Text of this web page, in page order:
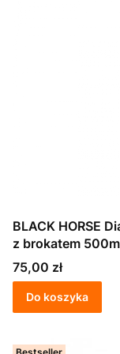
BLACK HORSE
z brokatem
Cena
75,00 zł
Do koszyka